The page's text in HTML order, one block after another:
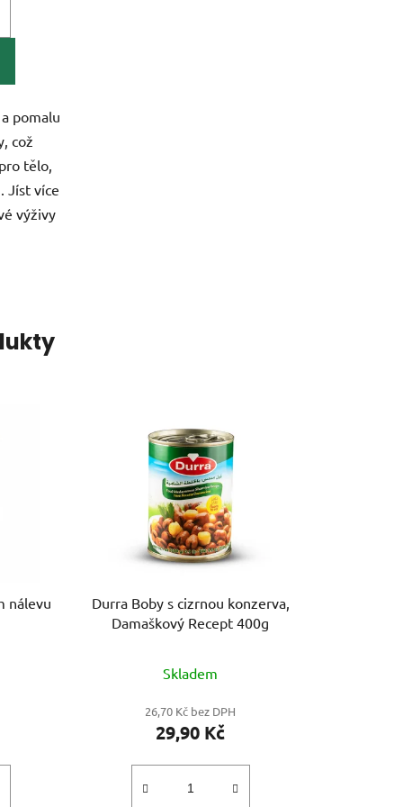
pomalu
což
tělo,
Jíst více
výživy
nálevu
Durra Boby s cizrnou konzerva,
Damaškový Recept 400g
Skladem
26,70 Kč bez DPH
29,90 Kč